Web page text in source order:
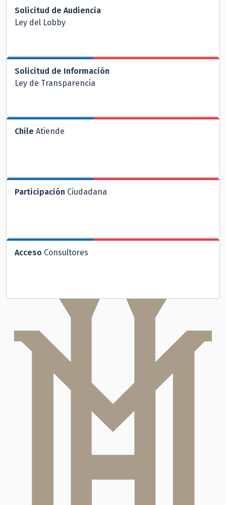
Solicitud de Audiencia
Ley del Lobby
Solicitud de Información
Ley de Transparencia
Chile Atiende
Participación Ciudadana
Acceso Consultores